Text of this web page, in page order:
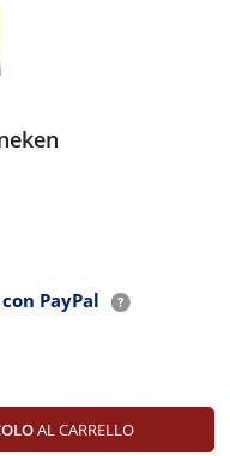
PayPal
AL CARRELLO